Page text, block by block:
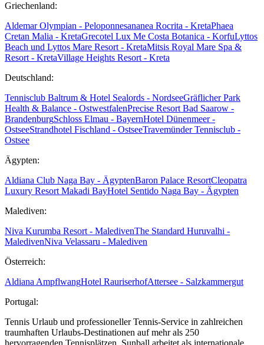
Griechenland:
Aldemar Olympian - Peloponnesananea Rocrita - KretaPhaea
Cretan Malia - KretaGrecotel Lux Me Costa Botanica - KorfuLyttos
Beach und Lyttos Mare Resort - KretaMitsis Royal Mare Spa &
Resort - KretaVillage Heights Resort - Kreta
Deutschland:
Tennisclub Baltrum & Hotel Sealords - NordseeGräflicher Park
Health & Balance - OstwestfalenPrecise Resort Bad Saarow -
BrandenburgSchloss Elmau - BayernHotel Dünenmeer -
OstseeStrandhotel Fischland - OstseeTravemünder Tennisclub -
Ostsee
Ägypten:
Aldiana Club Naga Bay - ÄgyptenBaron Palace ResortCleopatra
Luxury Resort Makadi BayHotel Sentido Naga Bay - Ägypten
Malediven:
Niva Kurumba Resort - MaledivenThe Standard Huruvalhi -
MaledivenNiva Velassaru - Malediven
Österreich:
Aldiana AmpflwangHotel RauriserhofAttersee - Salzkammergut
Portugal:
Tennis Urlaub und professioneller Tennis-Service in zahlreichen
traumhaften Urlaubs-Destinationen auf mehr als 250